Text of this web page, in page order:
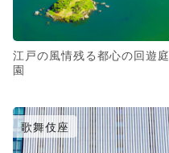
江戸の風情残る都心の回遊庭
園
歌舞伎座